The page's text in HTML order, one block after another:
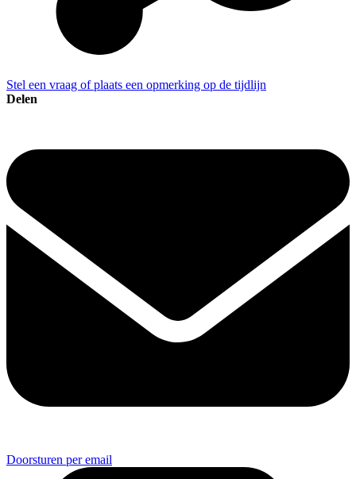
Stel een vraag of plaats een opmerking op de tijdlijn
Delen
Doorsturen per email